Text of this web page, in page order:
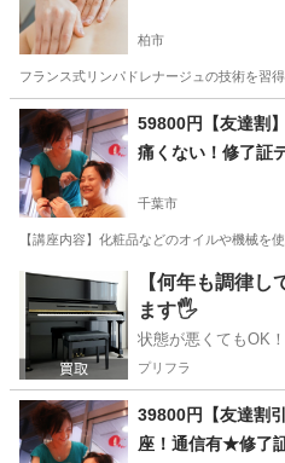
ックセーションア
柏市
フランス式リンパドレナージュの技術を習
千葉 柏市
59800円【友達割
痛くない！修了証
千葉市
【講座内容】化粧品などのオイルや機械
千葉 千葉市 エステ
【何年も調律
ます🖐️
状態が悪くてもOK
プリフラ
39800円【友達割
座！通信有★修了